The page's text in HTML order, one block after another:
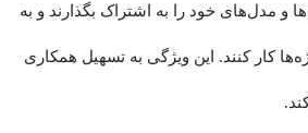
و مدل‌های خود را به اشتراک بگذارند و به
کار کنند. این ویژگی به تسهیل همکاری
.